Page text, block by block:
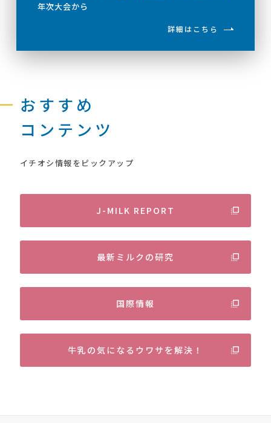
年次大会から
詳細はこちら
おすすめ
コンテンツ
イチオシ情報をピックアップ
J-MILK REPORT
最新ミルクの研究
国際情報
牛乳の気になるウワサを解決！